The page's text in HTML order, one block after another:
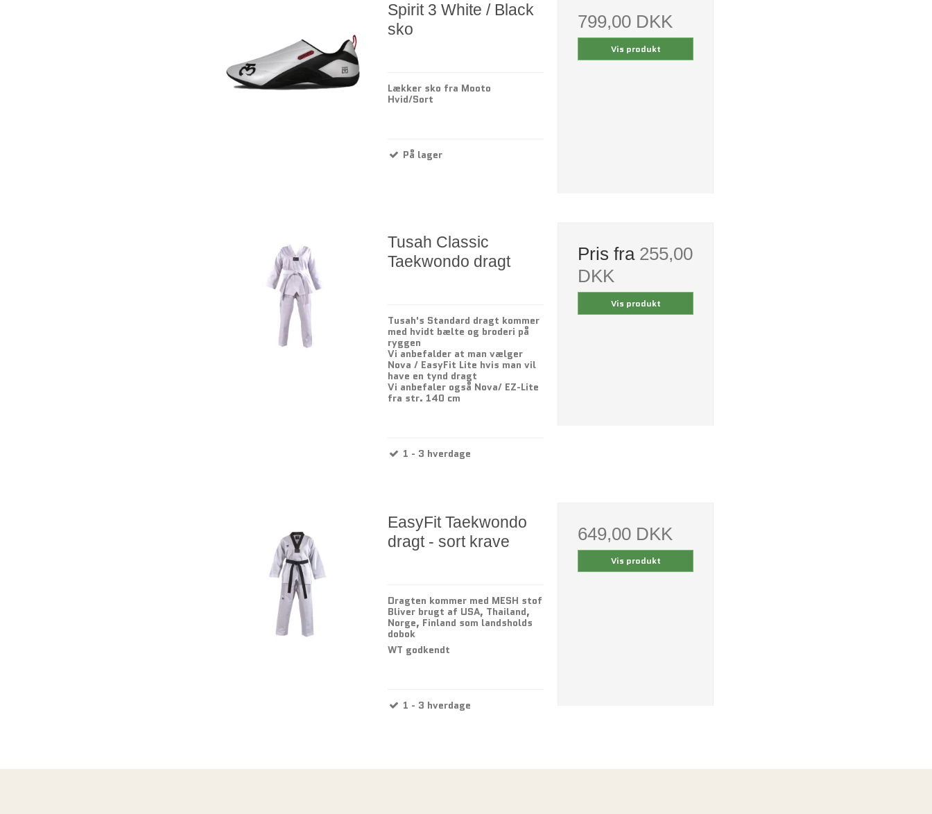
Spirit 3 White / Black
sko
Lækker sko fra Mooto
Hvid/Sort
På lager
799,00 DKK
Vis produkt
Tusah Classic
Taekwondo dragt
Tusah's Standard dragt kommer
med hvidt bælte og broderi på
ryggen
Vi anbefalder at man vælger
Nova / EasyFit Lite hvis man vil
have en tynd dragt
Vi anbefaler også Nova/ EZ-Lite
fra str. 140 cm
1 - 3 hverdage
Pris fra 255,00
DKK
Vis produkt
EasyFit Taekwondo
dragt - sort krave
Dragten kommer med MESH stof
Bliver brugt af USA, Thailand,
Norge, Finland som landsholds
dobok
WT godkendt
1 - 3 hverdage
649,00 DKK
Vis produkt